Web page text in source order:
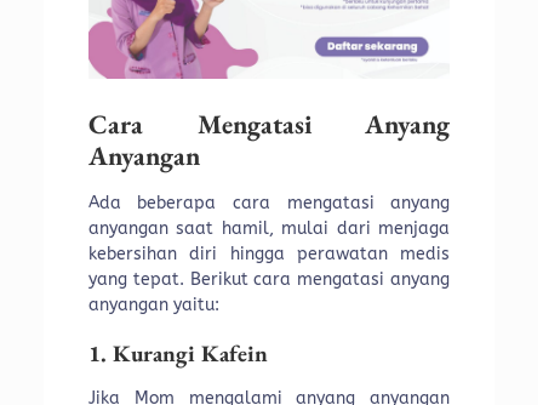
Cara Mengatasi Anyang
Anyangan
Ada beberapa cara mengatasi anyang
anyangan saat hamil, mulai dari menjaga
kebersihan diri hingga perawatan medis
yang tepat. Berikut cara mengatasi anyang
anyangan yaitu:
1. Kurangi Kafein
Jika Mom mengalami anyang anyangan